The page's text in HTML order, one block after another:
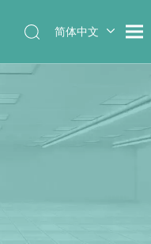
简体中文